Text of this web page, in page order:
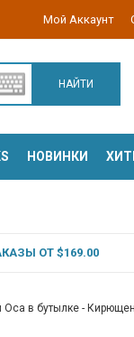
Мой Аккаунт
НАЙТИ
НОВИНКИ
ОТ $169.00
Оса в бутылке -